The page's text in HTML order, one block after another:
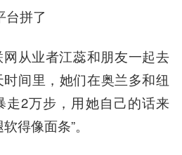
台拼了
从业者江蕊和朋友一起去
间里，她们在奥兰多和纽
走2万步，用她自己的话来
得像面条”。